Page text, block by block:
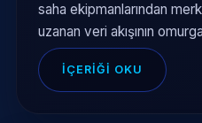
saha ekipmanlarından
uzanan veri akışının
İÇERIĞI OKU